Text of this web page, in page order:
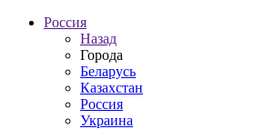
Россия
Назад
Города
Беларусь
Казахстан
Россия
Украина